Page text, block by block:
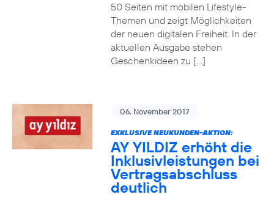
50 Seiten mit mobilen Lifestyle-
Themen und zeigt Möglichkeiten
der neuen digitalen Freiheit. In der
aktuellen Ausgabe stehen
Geschenkideen zu […]
06. November 2017
EXKLUSIVE NEUKUNDEN-AKTION:
AY YILDIZ erhöht die
Inklusivleistungen bei
Vertragsabschluss
deutlich